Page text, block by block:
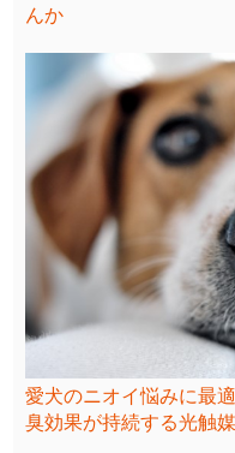
んか
愛犬のニオイ悩みに最
臭効果が持続する光触